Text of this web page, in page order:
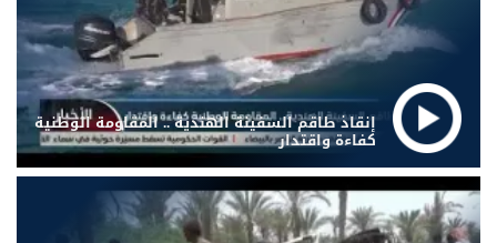
إنقاذ طاقم السفينة الهندية .. المقاومة الوطنية
كفاءة واقتدار